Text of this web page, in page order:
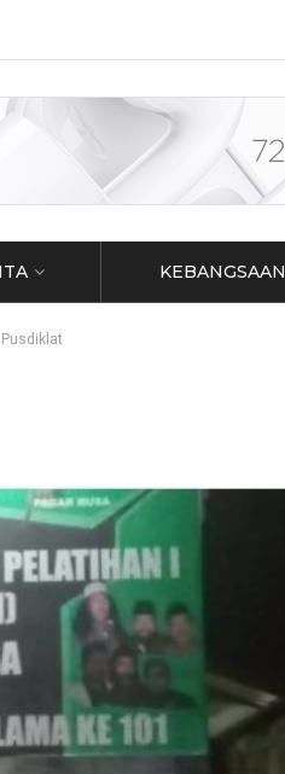
KEBANGSAAN